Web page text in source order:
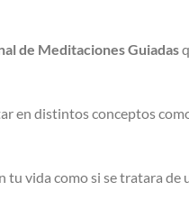
de Meditaciones Guiadas
en distintos conceptos
tu vida como si se tratara de